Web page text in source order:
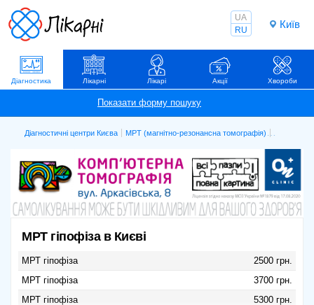
Київ
UA
RU
Діагностика Лікарні Лікарі Акції Хвороби
Діагностичні центри Києва МРТ (магнітно-резонансна томографія)
МРТ гіпофіза в Києві
МРТ гіпофіза
2500 грн.
МРТ гіпофіза
3700 грн.
МРТ гіпофіза
5300 грн.